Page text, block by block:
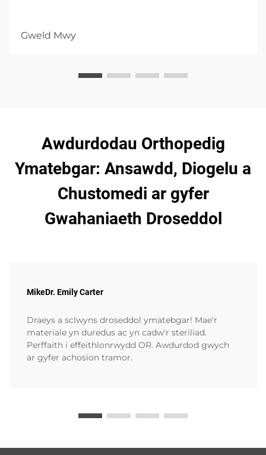
Gweld Mwy
Awdurdodau Orthopedig
Ymatebgar: Ansawdd, Diogelu a
Chustomedi ar gyfer
Gwahaniaeth Droseddol
MikeDr. Emily Carter
Draeys a sclwyns droseddol ymatebgar! Mae'r
materiale yn duredus ac yn cadw'r steriliad.
Perffaith i effeithlonrwydd OR. Awdurdod gwych
ar gyfer achosion tramor.